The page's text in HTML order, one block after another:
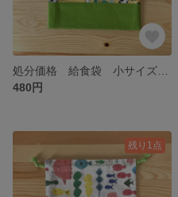
480円
残り1点